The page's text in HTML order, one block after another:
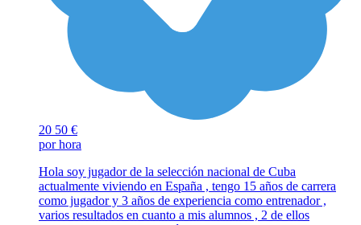
20 50 €
por hora
Hola soy jugador de la selección nacional de Cuba
actualmente viviendo en España , tengo 15 años de carrera
como jugador y 3 años de experiencia como entrenador ,
varios resultados en cuanto a mis alumnos , 2 de ellos